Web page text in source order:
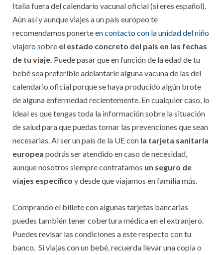
Italia fuera del calendario vacunal oficial (si eres español).
Aún así y aunque viajes a un país europeo te
recomendamos ponerteen contacto con la unidad del niño
viajerosobre el estado concreto del país en las fechas
de tu viaje. Puede pasar que en función de la edad de tu
bebé sea preferible adelantarle alguna vacuna de las del
calendario oficial porque se haya producido algún brote
de alguna enfermedad recientemente. En cualquier caso, lo
ideal es que tengas toda la información sobre la situación
de salud para que puedas tomar las prevenciones que sean
necesarias. Al ser un país de la UE con la tarjeta sanitaria
europea podrás ser atendido en caso de necesidad,
aunque nosotros siempre contratamos un seguro de
viajes específico y desde que viajamos en familia más.
Comprando el billete con algunas tarjetas bancarias
puedes también tener cobertura médica en el extranjero.
Puedes revisar las condiciones a este respecto con tu
banco. Si viajas con un bebé, recuerda llevar una copia o